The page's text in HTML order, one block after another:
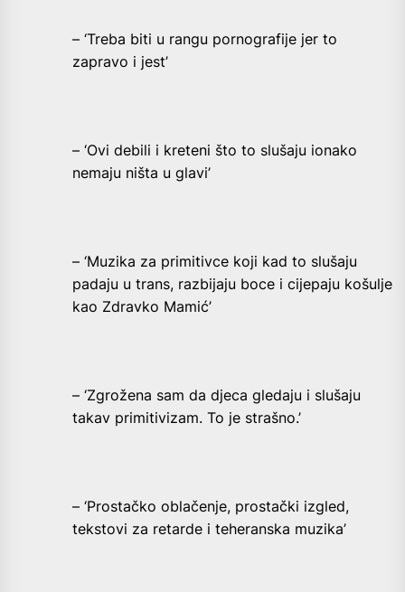
– ‘Treba biti u rangu pornografije jer to
zapravo i jest’
– ‘Ovi debili i kreteni što to slušaju ionako
nemaju ništa u glavi’
– ‘Muzika za primitivce koji kad to slušaju
padaju u trans, razbijaju boce i cijepaju košulje
kao Zdravko Mamić’
– ‘Zgrožena sam da djeca gledaju i slušaju
takav primitivizam. To je strašno.’
– ‘Prostačko oblačenje, prostački izgled,
tekstovi za retarde i teheranska muzika’